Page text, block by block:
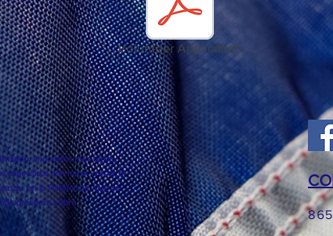
Volunteer Application
impuestos más bajos,
específicos son hacer crecer el
en la Plataforma, que se
próspera y libre.